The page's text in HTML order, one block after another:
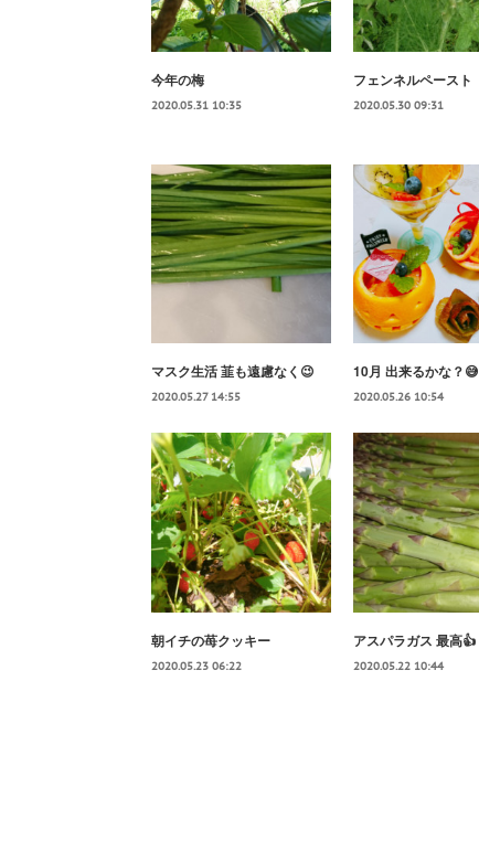
今年の梅
2020.05.31 10:35
フェンネルペースト
2020.05.30 09:31
マスク生活 韮も遠慮なく😉
2020.05.27 14:55
10月 出来るかな？😅
2020.05.26 10:54
朝イチの苺クッキー
2020.05.23 06:22
アスパラガス 最高👍
2020.05.22 10:44